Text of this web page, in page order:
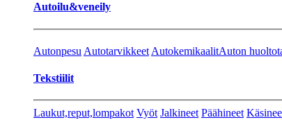
Autoilu&veneily
Autonpesu Autotarvikkeet AutokemikaalitAuton
Tekstiilit
Laukut,reput,lompakot Vyöt Jalkineet Päähineet